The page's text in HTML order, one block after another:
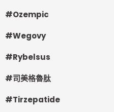
#Ozempic
#Wegovy
#Rybelsus
#司美格魯肽
#Tirzepatide